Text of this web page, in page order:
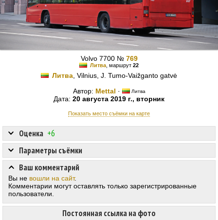
Volvo 7700 № 769
Литва , маршрут 22
Литва , Vilnius, J. Tumo-Vaižganto gatvė
Автор: Mettal · Литва
Дата: 20 августа 2019 г., вторник
Показать место съёмки на карте
Оценка +6
Постоянная ссылка на фото
Параметры съёмки
Ваш комментарий
Вы не вошли на сайт.
Комментарии могут оставлять только зарегистрированные
пользователи.